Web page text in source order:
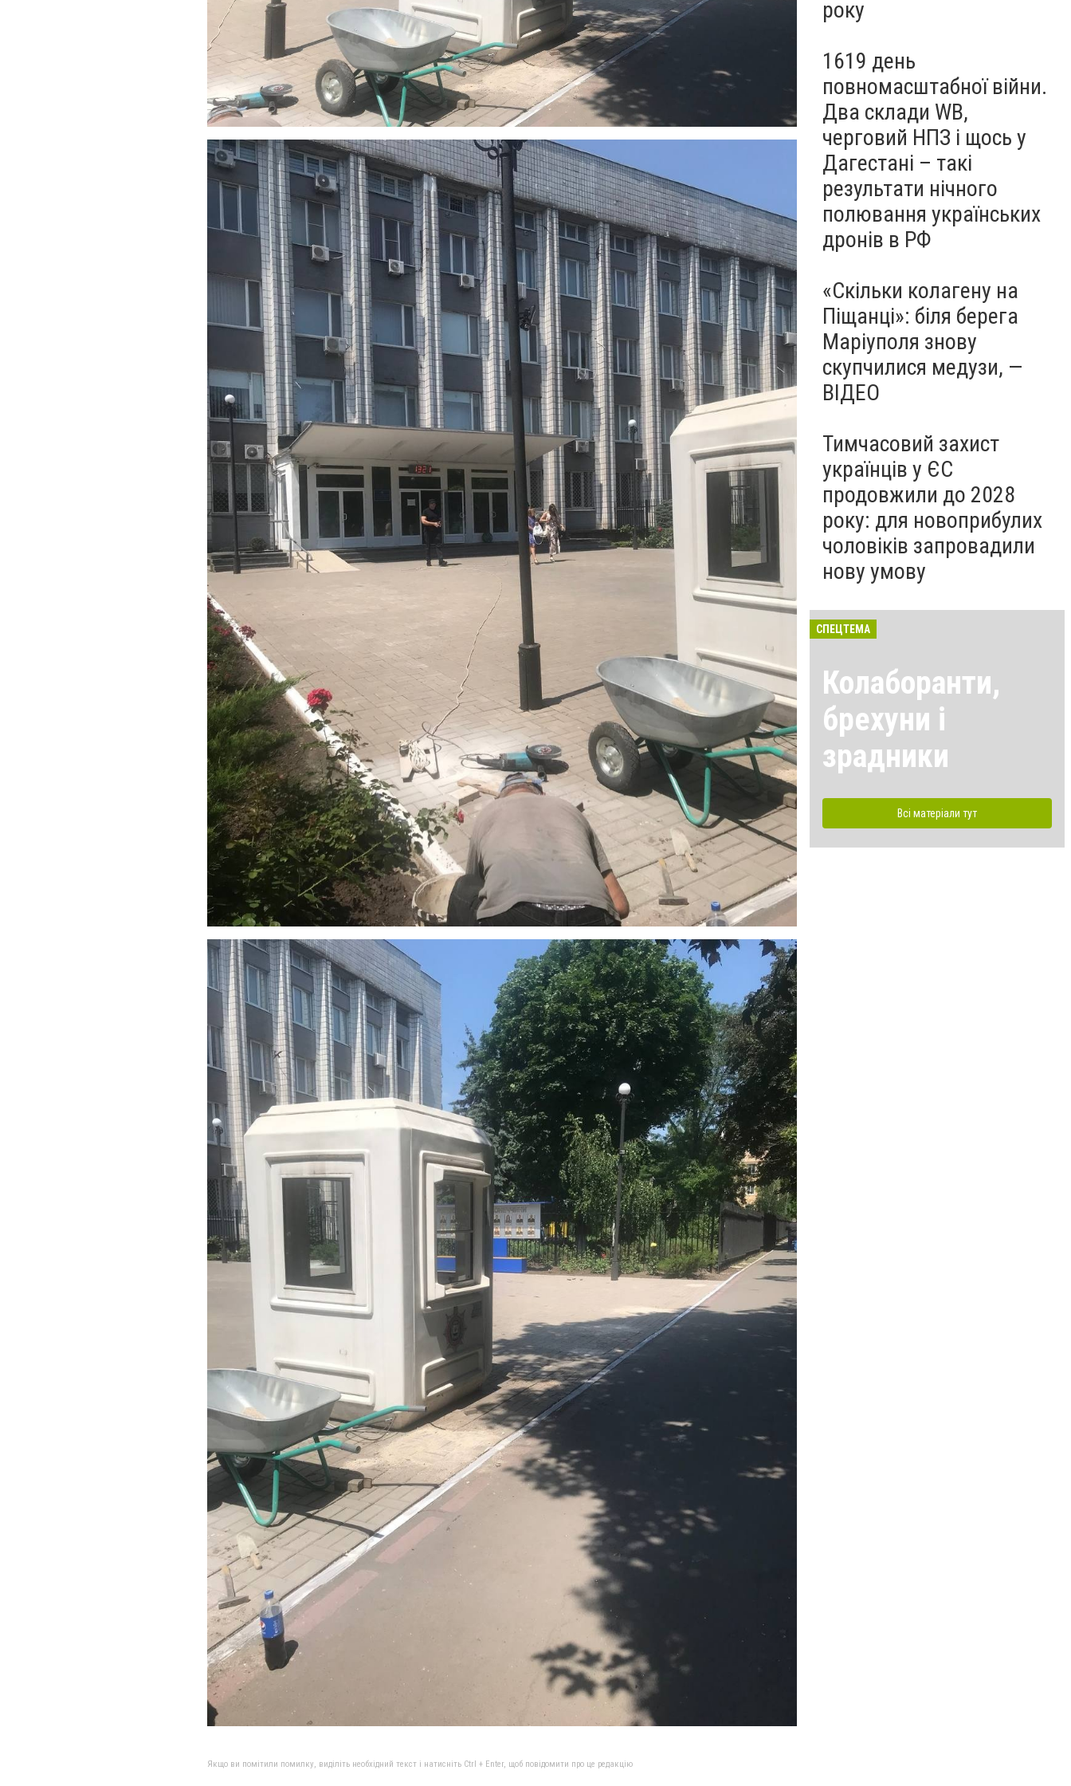
Якщо ви помітили помилку, виділіть необхідний текст і натисніть Ctrl + Enter, щоб повідомити про це редакцію
року
1619 день
повномасштабної війни.
Два склади WB,
черговий НПЗ і щось у
Дагестані – такі
результати нічного
полювання українських
дронів в РФ
«Скільки колагену на
Піщанці»: біля берега
Маріуполя знову
скупчилися медузи, —
ВІДЕО
Тимчасовий захист
українців у ЄС
продовжили до 2028
року: для новоприбулих
чоловіків запровадили
нову умову
СПЕЦТЕМА
Колаборанти,
брехуни і
зрадники
Всі матеріали тут